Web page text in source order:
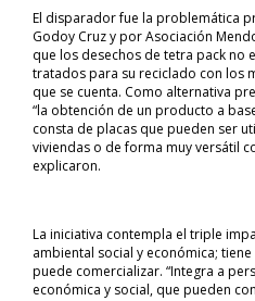
El disparador fue la problemática
Godoy Cruz y por Asociación
que los desechos de tetra pack no
tratados para su reciclado con los
que se cuenta. Como alternativa
“la obtención de un producto a
consta de placas que pueden ser
viviendas o de forma muy versátil
explicaron.
La iniciativa contempla el triple
ambiental social y económica;
puede comercializar. “Integra a
económica y social, que pueden